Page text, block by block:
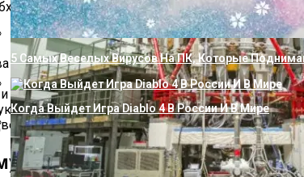
Как Подключить Насосную Станцию К Скважине
5 Самых Веселых Вирусов На ПК, Которые
Когда Выйдет Игра Diablo 4 В России И В Мире
до 40% их стоимости. Выполнить эту
пластиковых дверей
материалы
Пластиковых Дверей